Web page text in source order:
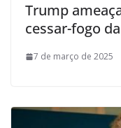
Trump
cessar-fogo
7 de março de 2025